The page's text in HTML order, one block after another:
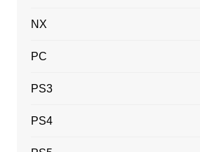
NX
PC
PS3
PS4